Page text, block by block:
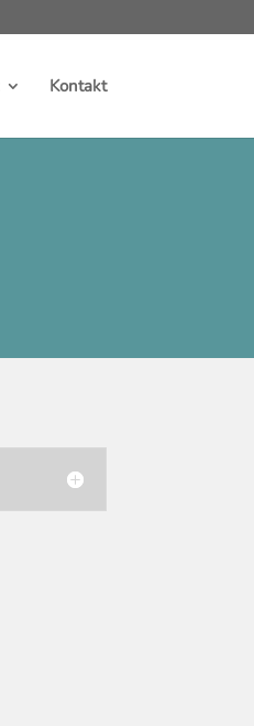
Kontakt